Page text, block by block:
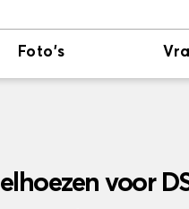
Foto's
voor